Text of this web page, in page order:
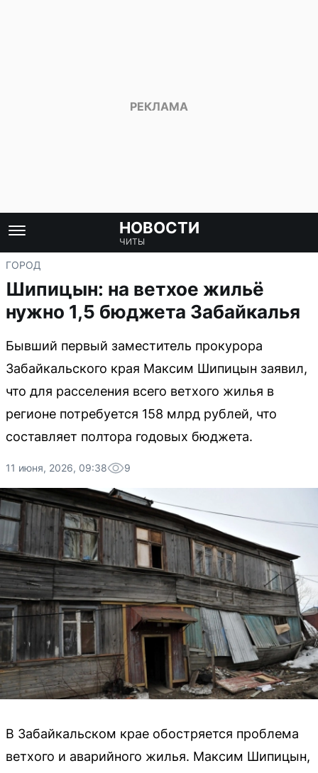
НОВОСТИ
ЧИТЫ
ГОРОД
Шипицын: на ветхое жильё
нужно 1,5 бюджета Забайкалья
Бывший первый заместитель прокурора
Забайкальского края Максим Шипицын заявил,
что для расселения всего ветхого жилья в
регионе потребуется 158 млрд рублей, что
составляет полтора годовых бюджета.
11 июня, 2026, 09:38 9
В Забайкальском крае обостряется проблема
ветхого и аварийного жилья. Максим Шипицын,